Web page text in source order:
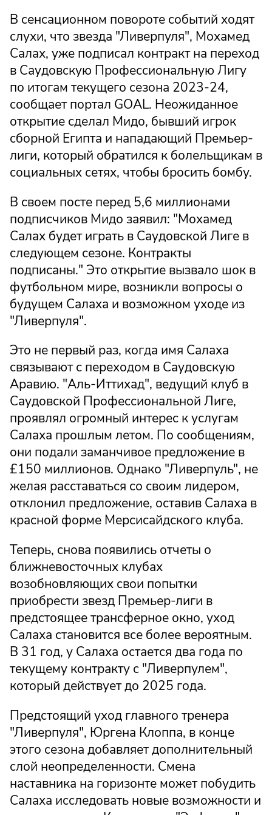
В сенсационном повороте событий ходят
слухи, что звезда "Ливерпуля", Мохамед
Салах, уже подписал контракт на переход
в Саудовскую Профессиональную Лигу
по итогам текущего сезона 2023-24,
сообщает портал GOAL. Неожиданное
открытие сделал Мидо, бывший игрок
сборной Египта и нападающий Премьер-
лиги, который обратился к болельщикам в
социальных сетях, чтобы бросить бомбу.
В своем посте перед 5,6 миллионами
подписчиков Мидо заявил: "Мохамед
Салах будет играть в Саудовской Лиге в
следующем сезоне. Контракты
подписаны." Это открытие вызвало шок в
футбольном мире, возникли вопросы о
будущем Салаха и возможном уходе из
"Ливерпуля".
Это не первый раз, когда имя Салаха
связывают с переходом в Саудовскую
Аравию. "Аль-Иттихад", ведущий клуб в
Саудовской Профессиональной Лиге,
проявлял огромный интерес к услугам
Салаха прошлым летом. По сообщениям,
они подали заманчивое предложение в
£150 миллионов. Однако "Ливерпуль", не
желая расставаться со своим лидером,
отклонил предложение, оставив Салаха в
красной форме Мерсисайдского клуба.
Теперь, снова появились отчеты о
ближневосточных клубах
возобновляющих свои попытки
приобрести звезд Премьер-лиги в
предстоящее трансферное окно, уход
Салаха становится все более вероятным.
В 31 год, у Салаха остается два года по
текущему контракту с "Ливерпулем",
который действует до 2025 года.
Предстоящий уход главного тренера
"Ливерпуля", Юргена Клоппа, в конце
этого сезона добавляет дополнительный
слой неопределенности. Смена
наставника на горизонте может побудить
Салаха исследовать новые возможности и